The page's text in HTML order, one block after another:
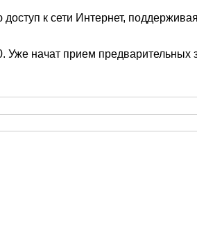
к сети Интернет,
начат прием предварительных